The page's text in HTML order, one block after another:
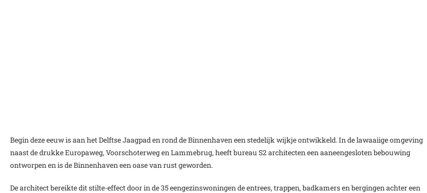
Begin deze eeuw is aan het Delftse Jaagpad en rond de Binnenhaven een stedelijk wijkje ontwikkeld. In de lawaaiige omgeving
naast de drukke Europaweg, Voorschoterweg en Lammebrug, heeft bureau S2 architecten een aaneengesloten bebouwing
ontworpen en is de Binnenhaven een oase van rust geworden.
De architect bereikte dit stilte-effect door in de 35 eengezinswoningen de entrees, trappen, badkamers en bergingen achter een